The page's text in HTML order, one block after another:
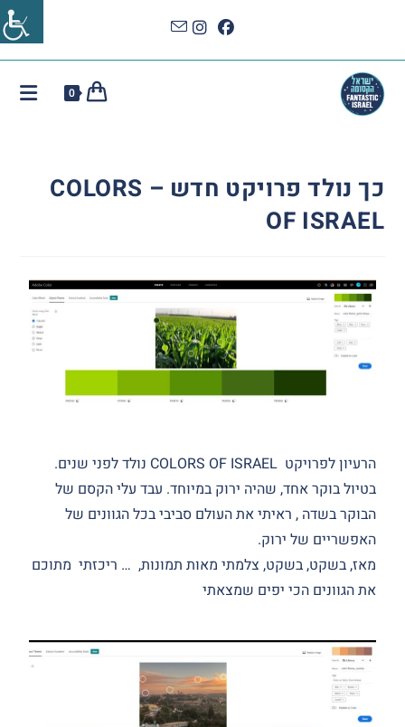
0
כך נולד פרויקט חדש – COLORS
OF ISRAEL
הרעיון לפרויקט COLORS OF ISRAEL
נולד לפני שנים.
בטיול בוקר אחד, שהיה ירוק במיוחד. עבד עלי הקסם של
הבוקר בשדה , ראיתי את העולם סביבי בכל הגוונים של
האפשריים של ירוק.
מאז, בשקט, בשקט, צלמתי מאות תמונות, … ריכזתי מתוכם
את הגוונים הכי יפים שמצאתי